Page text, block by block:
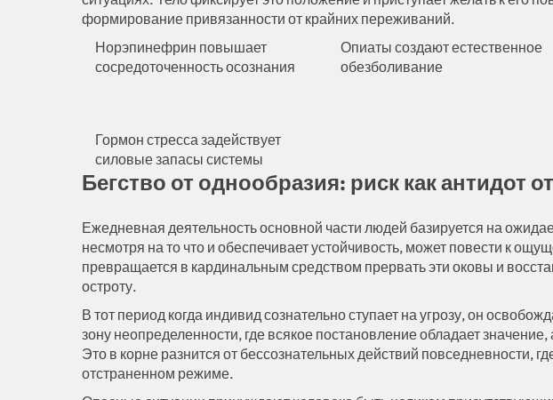
формирование привязанности от крайних переживаний.
Норэпинефрин повышает
сосредоточенность осознания
Опиаты создают естественное
обезболивание
Гормон стресса задействует
силовые запасы системы
Бегство от однообразия: риск как антидот
Ежедневная деятельность основной части людей базируется на
несмотря на то что и обеспечивает устойчивость, может повести к
превращается в кардинальным средством прервать эти оковы и
остроту.
В тот период когда индивид сознательно ступает на угрозу, он
зону неопределенности, где всякое постановление обладает
Это в корне разнится от бессознательных действий повседневности,
отстраненном режиме.